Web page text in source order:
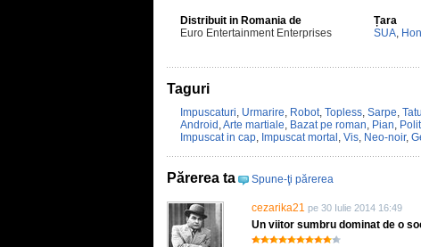
Distribuit in Romania de
Euro Entertainment Enterprises
Țara
SUA,
Taguri
Impuscaturi, Urmarire, Robot, Topless, Sarpe,
Android ,Arte martiale, Bazat pe roman, Pian,
Impuscat in cap, Impuscat mortal , Vis, Neo-noir,
Părerea ta Spune-ţi părerea
cezarika21 pe 30 Iulie 2014 16:49
Un viitor sumbru dominat de o